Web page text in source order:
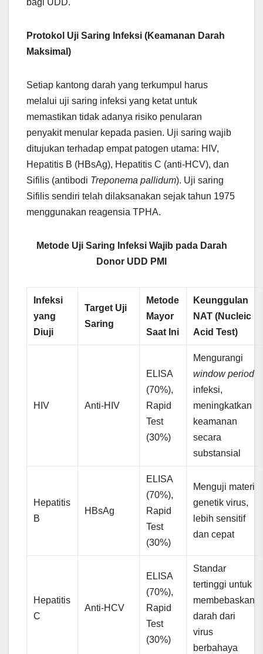
bagi UDD.
Protokol Uji Saring Infeksi (Keamanan Darah
Maksimal)
Setiap kantong darah yang terkumpul harus
melalui uji saring infeksi yang ketat untuk
memastikan tidak adanya risiko penularan
penyakit menular kepada pasien. Uji saring wajib
ditujukan terhadap empat patogen utama: HIV,
Hepatitis B (HBsAg), Hepatitis C (anti-HCV), dan
Sifilis (antibodi Treponema pallidum). Uji saring
Sifilis sendiri telah dilaksanakan sejak tahun 1975
menggunakan reagensia TPHA.
Metode Uji Saring Infeksi Wajib pada Darah
Donor UDD PMI
Infeksi
yang
Diuji
Target Uji
Saring
Metode
Mayor
Saat Ini
Keunggulan
NAT (Nucleic
Acid Test)
HIV Anti-HIV
ELISA
(70%),
Rapid
Test
(30%)
Mengurangi
window period
infeksi,
meningkatkan
keamanan
secara
substansial
Hepatitis
B
HBsAg
ELISA
(70%),
Rapid
Test
(30%)
Menguji materi
genetik virus,
lebih sensitif
dan cepat
Hepatitis
C
Anti-HCV
ELISA
(70%),
Rapid
Test
(30%)
Standar
tertinggi untuk
membebaskan
darah dari
virus
berbahaya